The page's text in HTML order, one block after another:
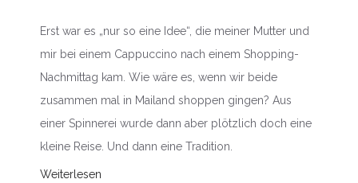
Erst war es „nur so eine Idee“, die meiner Mutter und
mir bei einem Cappuccino nach einem Shopping-
Nachmittag kam. Wie wäre es, wenn wir beide
zusammen mal in Mailand shoppen gingen? Aus
einer Spinnerei wurde dann aber plötzlich doch eine
kleine Reise. Und dann eine Tradition.
Weiterlesen